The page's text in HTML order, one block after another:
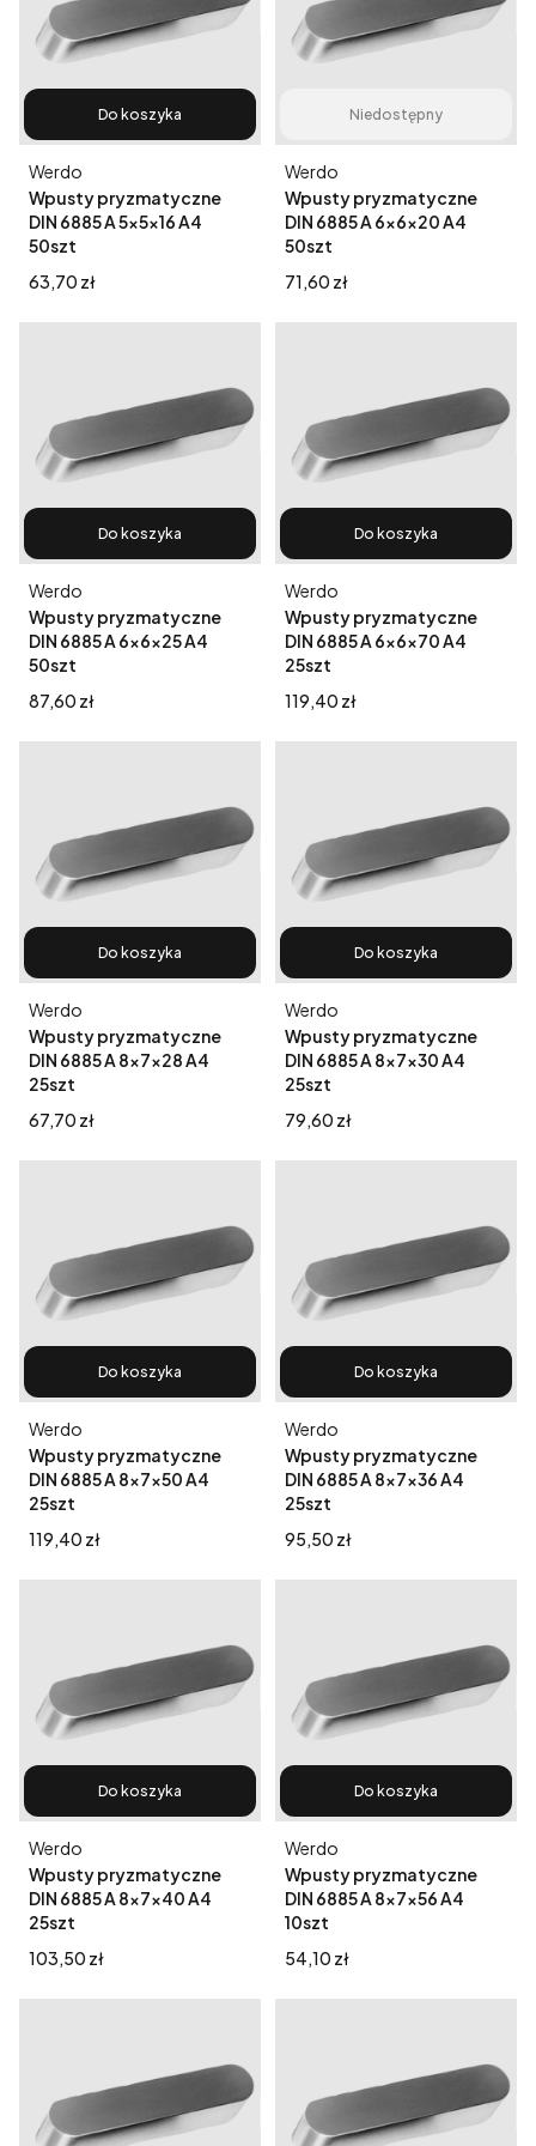
Do koszyka
Wpusty pryzmatyczne
DIN 6885 A 5x5x16 A4
50szt
Producent
Werdo
Cena
63,70 zł
Niedostępny
Wpusty pryzmatyczne
DIN 6885 A 6x6x20 A4
50szt
Producent
Werdo
Cena
71,60 zł
Do koszyka
Wpusty pryzmatyczne
DIN 6885 A 6x6x25 A4
50szt
Producent
Werdo
Cena
87,60 zł
Do koszyka
Wpusty pryzmatyczne
DIN 6885 A 6x6x70 A4
25szt
Producent
Werdo
Cena
119,40 zł
Do koszyka
Wpusty pryzmatyczne
DIN 6885 A 8x7x28 A4
25szt
Producent
Werdo
Cena
67,70 zł
Do koszyka
Wpusty pryzmatyczne
DIN 6885 A 8x7x30 A4
25szt
Producent
Werdo
Cena
79,60 zł
Do koszyka
Wpusty pryzmatyczne
DIN 6885 A 8x7x50 A4
25szt
Producent
Werdo
Cena
119,40 zł
Do koszyka
Wpusty pryzmatyczne
DIN 6885 A 8x7x36 A4
25szt
Producent
Werdo
Cena
95,50 zł
Do koszyka
Wpusty pryzmatyczne
DIN 6885 A 8x7x40 A4
25szt
Producent
Werdo
Cena
103,50 zł
Do koszyka
Wpusty pryzmatyczne
DIN 6885 A 8x7x56 A4
10szt
Producent
Werdo
Cena
54,10 zł